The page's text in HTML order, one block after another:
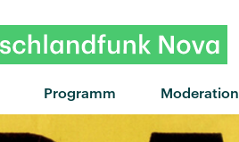
Programm Moderation